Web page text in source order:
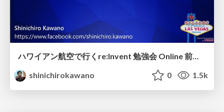
ハワイアン航空で行くre:Invent 勉強会 Online 前説LT
shinichirokawano
0 1.5k